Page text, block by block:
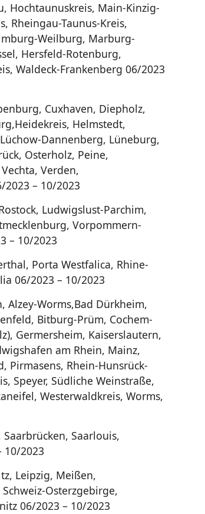
Hochtaunuskreis, Main-Kinzig-
Rheingau-Taunus-Kreis,
Weilburg, Marburg-
Hersfeld-Rotenburg,
Waldeck-Frankenberg 06/2023
Cuxhaven, Diepholz,
Helmstedt,
Dannenberg, Lüneburg,
Osterholz, Peine,
Verden,
– 10/2023
Ludwigslust-Parchim,
Vorpommern-
– 10/2023
Porta Westfalica, Rhine-
06/2023 – 10/2023
Alzey-Worms,Bad Dürkheim,
Bitburg-Prüm, Cochem-
Germersheim, Kaiserslautern,
am Rhein, Mainz,
Pirmasens, Rhein-Hunsrück-
Speyer, Südliche Weinstraße,
Westerwaldkreis, Worms,
Saarlouis,
10/2023
Leipzig, Meißen,
Osterzgebirge,
06/2023 – 10/2023